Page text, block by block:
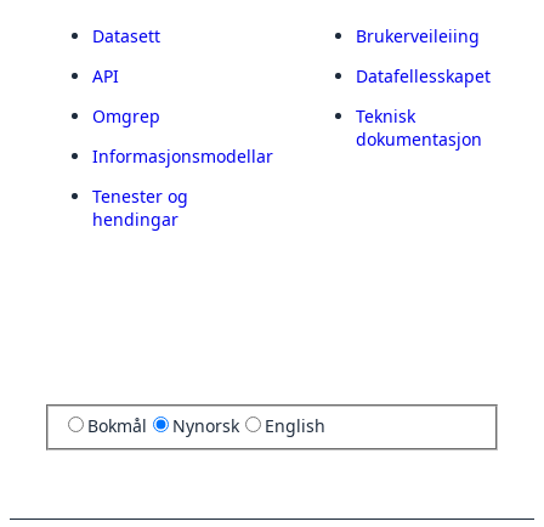
Datasett
API
Omgrep
Informasjonsmodellar
Tenester og
hendingar
Brukerveileiing
Datafellesskapet
Teknisk
dokumentasjon
Bokmål Nynorsk English